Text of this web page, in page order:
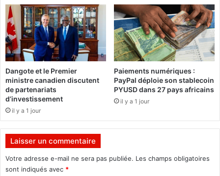
'
o
u
v
e
r
t
u
r
e
n
a
u
p
r
o
g
r
a
m
m
e
L
I
Dangote et le Premier
ministre canadien discutent
de partenariats
d’investissement
il y a 1 jour
Paiements numériques :
PayPal déploie son stablecoin
PYUSD dans 27 pays africains
il y a 1 jour
Laisser un commentaire
Votre adresse e-mail ne sera pas publiée. Les champs obligatoires
sont indiqués avec *